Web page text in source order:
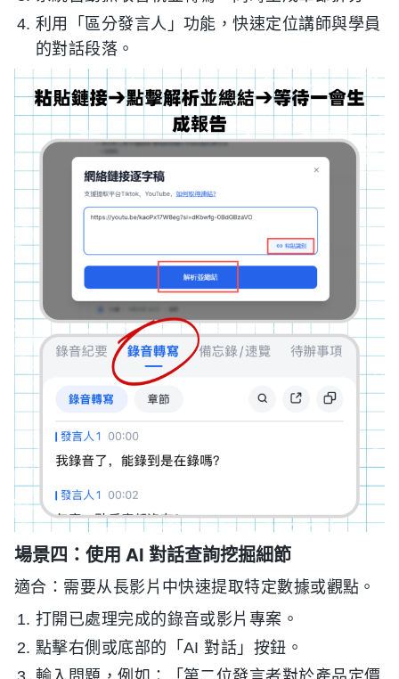
利用「區分發言人」功能，快速定位講師與學員
的對話段落。
場景四：使用 AI 對話查詢挖掘細節
適合：需要从長影片中快速提取特定數據或觀點。
打開已處理完成的錄音或影片專案。
點擊右側或底部的「AI 對話」按鈕。